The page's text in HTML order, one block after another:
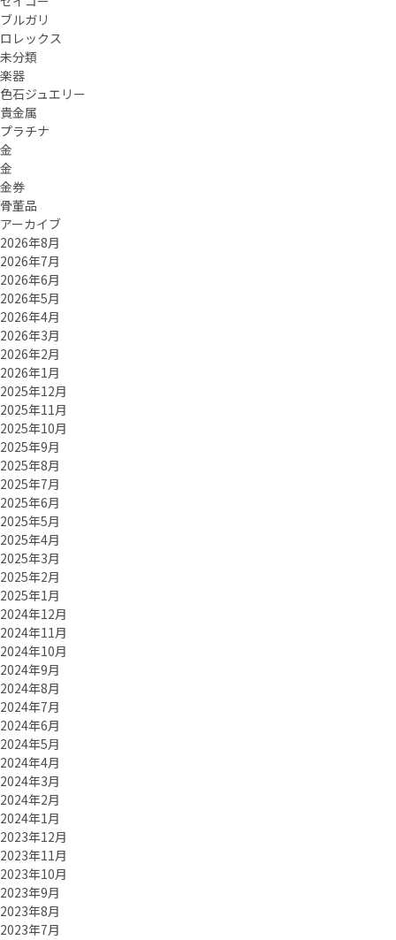
ブルガリ
ロレックス
未分類
楽器
色石ジュエリー
貴金属
プラチナ
金
金
金券
骨董品
アーカイブ
2026年8月
2026年7月
2026年6月
2026年5月
2026年4月
2026年3月
2026年2月
2026年1月
2025年12月
2025年11月
2025年10月
2025年9月
2025年8月
2025年7月
2025年6月
2025年5月
2025年4月
2025年3月
2025年2月
2025年1月
2024年12月
2024年11月
2024年10月
2024年9月
2024年8月
2024年7月
2024年6月
2024年5月
2024年4月
2024年3月
2024年2月
2024年1月
2023年12月
2023年11月
2023年10月
2023年9月
2023年8月
2023年7月